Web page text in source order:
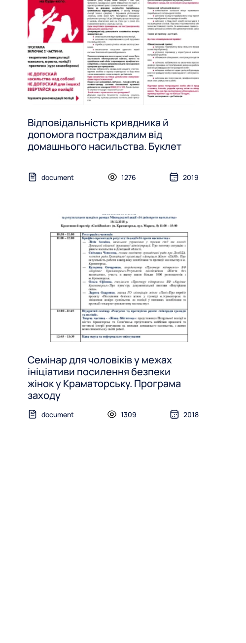
Відповідальність кривдника й
допомога постраждалим від
домашнього насильства. Буклет
document 1276 2019
Семінар для чоловіків у межах
ініціативи посилення безпеки
жінок у Краматорську. Програма
заходу
document 1309 2018